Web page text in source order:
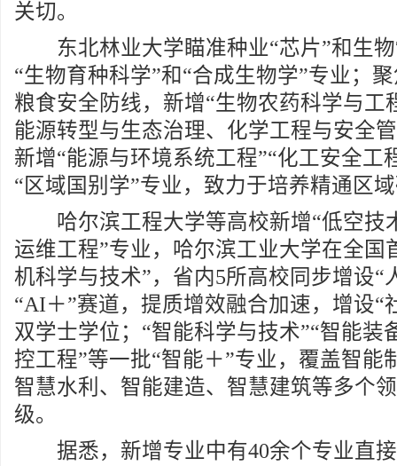
关切。
东北林业大学瞄准种业“芯片”和生物
“生物育种科学”和“合成生物学”专业；
粮食安全防线，新增“生物农药科学与工
能源转型与生态治理、化学工程与安全
新增“能源与环境系统工程”“化工安全工
“区域国别学”专业，致力于培养精通区
哈尔滨工程大学等高校新增“低空技
运维工程”专业，哈尔滨工业大学在全国
机科学与技术”，省内5所高校同步增设“
“AI＋”赛道，提质增效融合加速，增设“
双学士学位；“智能科学与技术”“智能装
控工程”等一批“智能＋”专业，覆盖智能
智慧水利、智能建造、智慧建筑等多个
级。
据悉，新增专业中有40余个专业直接